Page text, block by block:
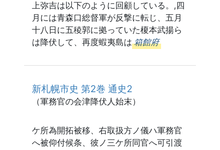
上弥吉は以下のように回顧している。,四
月には青森口総督軍が反撃に転じ、五月
十八日に五稜郭に拠っていた榎本武揚ら
は降伏して、再度蝦夷島は 箱館府
新札幌市史 第2巻 通史2
（軍務官の会津降伏人始末）
ケ所為開拓被移、右取扱方ノ儀ハ軍務官
へ被仰付候条、彼ノ三ケ所同官へ可引渡